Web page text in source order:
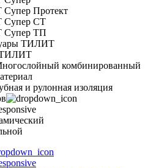
Протект
СТ
ТП
ТИЛИТ
комбинированный
и рулонная изоляция